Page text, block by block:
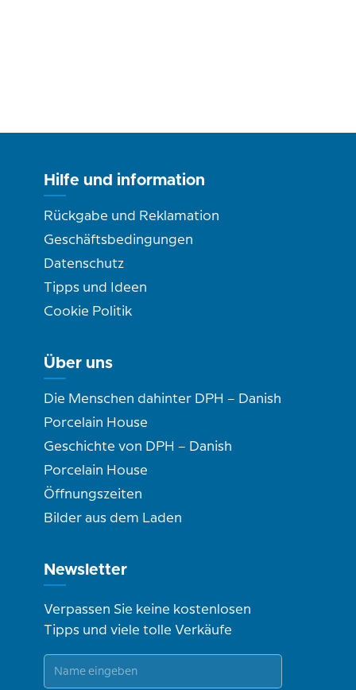
Hilfe und information
Rückgabe und Reklamation
Geschäftsbedingungen
Datenschutz
Tipps und Ideen
Cookie Politik
Über uns
Die Menschen dahinter DPH – Danish
Porcelain House
Geschichte von DPH – Danish
Porcelain House
Öffnungszeiten
Bilder aus dem Laden
Newsletter
Verpassen Sie keine kostenlosen
Tipps und viele tolle Verkäufe